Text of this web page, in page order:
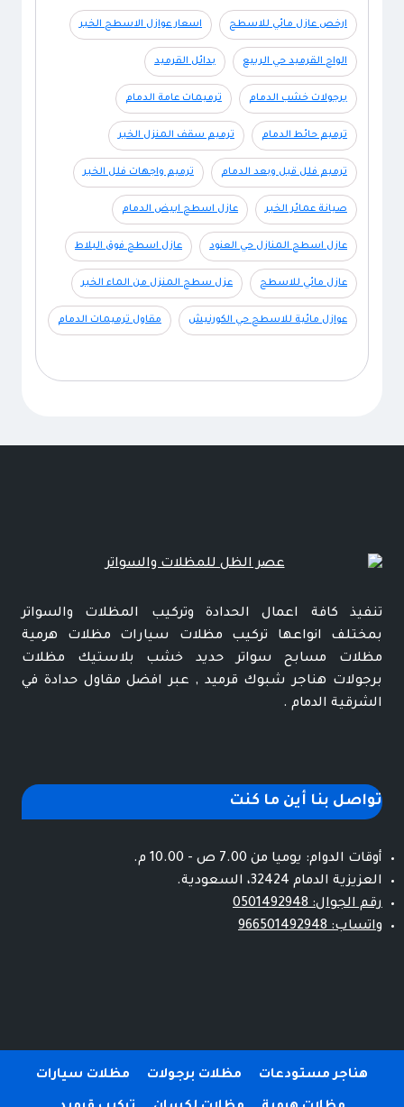
ارخص عازل مائي للاسطح اسعار عوازل الاسطح الخبر
الواح القرميد حي الربيع بدائل القرميد
برجولات خشب الدمام ترميمات عامة الدمام
ترميم حائط الدمام ترميم سقف المنزل الخبر
ترميم فلل قبل وبعد الدمام ترميم واجهات فلل الخبر
صيانة عمائر الخبر عازل اسطح ابيض الدمام
عازل اسطح المنازل حي العنود عازل اسطح فوق البلاط
عازل مائي للاسطح عزل سطح المنزل من الماء الخبر
عوازل مائية للاسطح حي الكورنيش مقاول ترميمات الدمام
تنفيذ كافة اعمال الحدادة وتركيب المظلات والسواتر
بمختلف انواعها تركيب مظلات سيارات مظلات هرمية
مظلات مسابح سواتر حديد خشب بلاستيك مظلات
برجولات هناجر شبوك قرميد , عبر افضل مقاول حدادة في
الشرقية الدمام .
تواصل بنا أين ما كنت
أوقات الدوام: يوميا من 7.00 ص - 10.00 م.
العزيزية الدمام 32424، السعودية.
رقم الجوال: 0501492948
واتساب: 966501492948
هناجر مستودعات مظلات برجولات مظلات سيارات